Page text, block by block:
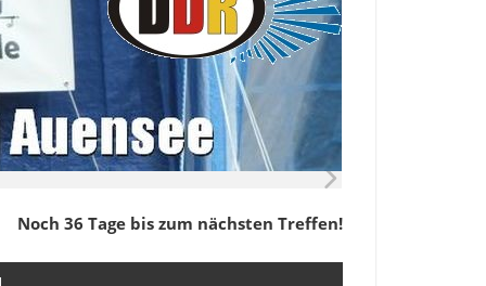
Noch 36 Tage bis zum nächsten Treffen!